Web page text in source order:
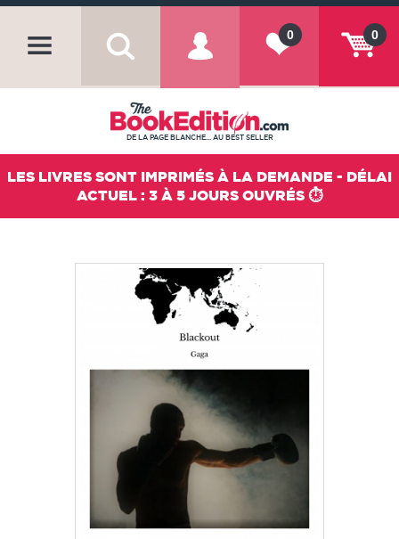
0
0
DE LA PAGE BLANCHE... AU BEST SELLER
LES LIVRES SONT IMPRIMÉS À LA DEMANDE - DÉLAI
ACTUEL : 3 À 5 JOURS OUVRÉS ⏱️